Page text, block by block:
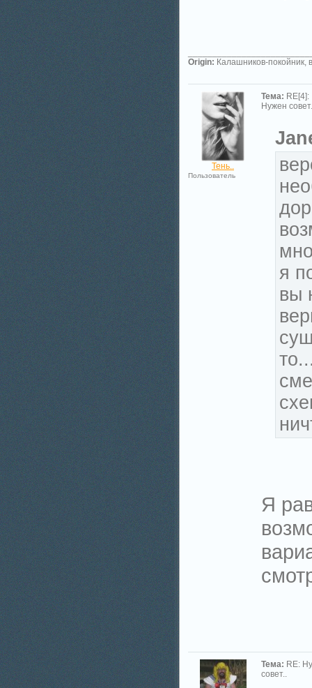
Origin: Калашников-покойник,
Тень..
Пользователь
Тема: RE[4]:
Нужен
я
вы
Я
Тема: RE:
совет..